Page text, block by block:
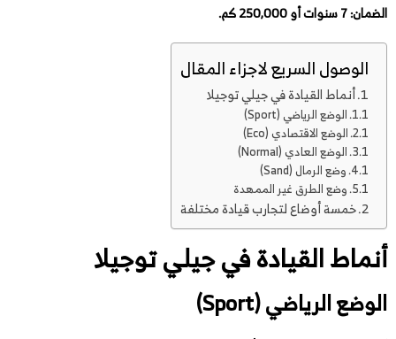
الضمان: 7 سنوات أو 250,000 كم.
الوصول السريع لاجزاء المقال
أنماط القيادة في جيلي توجيلا
الوضع الرياضي (Sport)
الوضع الاقتصادي (Eco)
الوضع العادي (Normal)
وضع الرمال (Sand)
وضع الطرق غير الممهدة
خمسة أوضاع لتجارب قيادة مختلفة
أنماط القيادة في جيلي توجيلا
الوضع الرياضي (Sport)